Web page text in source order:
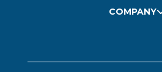
COMPANY